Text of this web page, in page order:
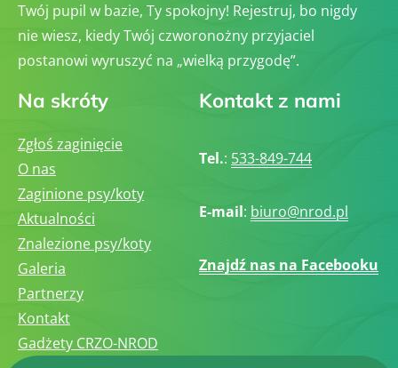
Twój pupil w bazie, Ty spokojny! Rejestruj, bo nigdy
nie wiesz, kiedy Twój czworonożny przyjaciel
postanowi wyruszyć na „wielką przygodę”.
Na skróty
Zgłoś zaginięcie
O nas
Zaginione psy/koty
Aktualności
Znalezione psy/koty
Galeria
Partnerzy
Kontakt
Gadżety CRZO-NROD
Kontakt z nami
Tel.: 533-849-744
E-mail: biuro@nrod.pl
Znajdź nas na Facebooku